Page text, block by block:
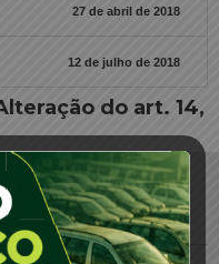
27 de abril de 2018
12 de julho de 2018
do art. 14,